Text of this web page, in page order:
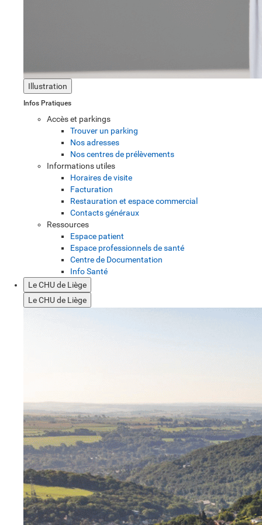
Illustration
Infos Pratiques
Accès et parkings
Trouver un parking
Nos adresses
Nos centres de prélèvements
Informations utiles
Horaires de visite
Facturation
Restauration et espace commercial
Contacts généraux
Ressources
Espace patient
Espace professionnels de santé
Centre de Documentation
Info Santé
Le CHU de Liège
Le CHU de Liège